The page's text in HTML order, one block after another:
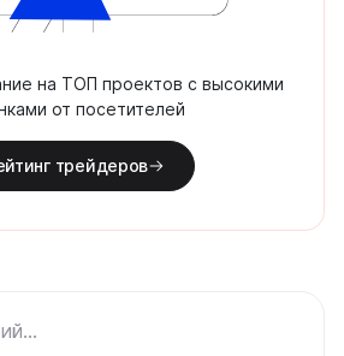
на ТОП проектов с высокими
от посетителей
трейдеров